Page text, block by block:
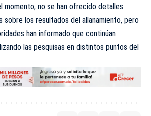
momento, no se han ofrecido detalles
sobre los resultados del allanamiento, pero
han informado que continúan
las pesquisas en distintos puntos del